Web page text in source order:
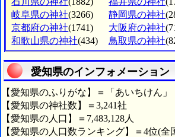
岐阜県の神社(3266) 静岡県の神社
京都府の神社(1741) 大阪府の神社
和歌山県の神社(434) 鳥取県の神社
愛知県のインフォメーション
【愛知県のふりがな】＝「あいちけん」
【愛知県の神社数】＝3,241社
【愛知県の人口】＝7,483,128人
【愛知県の人口数ランキング】＝4位(全